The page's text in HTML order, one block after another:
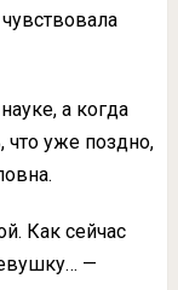
а когда
что уже поздно,
Как сейчас
—